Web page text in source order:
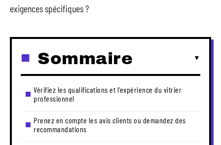
exigences spécifiques ?
Sommaire
Vérifiez les qualifications et l’expérience du vitrier
professionnel
Prenez en compte les avis clients ou demandez des
recommandations